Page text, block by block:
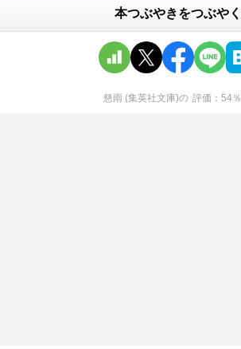
本つぶやきをつぶやく
慈雨 (集英社文庫)の 評価 54％